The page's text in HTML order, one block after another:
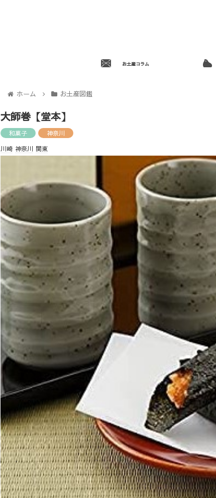
お土産コラム
ホーム お土産図鑑
大師巻【堂本】
和菓子
神奈川
川崎 神奈川 関東